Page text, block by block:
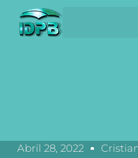
Abril 28, 2022